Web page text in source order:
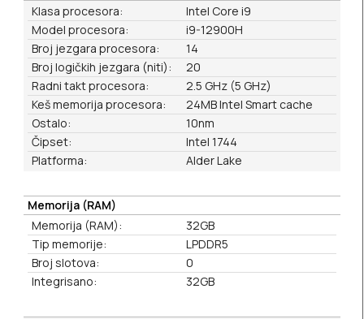
Klasa procesora:
Intel Core i9
Model procesora:
i9-12900H
Broj jezgara procesora:
14
Broj logičkih jezgara (niti):
20
Radni takt procesora:
2.5 GHz (5 GHz)
Keš memorija procesora:
24MB Intel Smart cache
Ostalo:
10nm
Čipset:
Intel 1744
Platforma:
Alder Lake
Memorija (RAM)
Memorija (RAM):
32GB
Tip memorije:
LPDDR5
Broj slotova:
0
Integrisano:
32GB